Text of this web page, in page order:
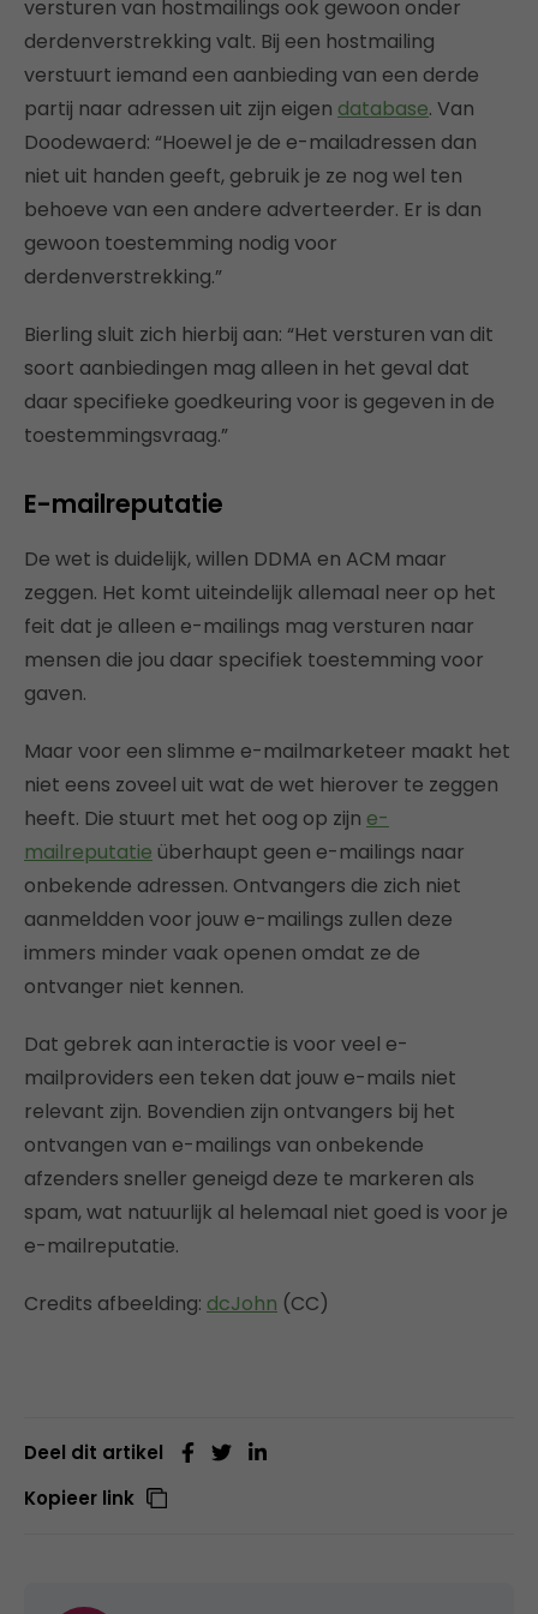
versturen van hostmailings ook gewoon onder
derdenverstrekking valt. Bij een hostmailing
verstuurt iemand een aanbieding van een derde
partij naar adressen uit zijn eigen database. Van
Doodewaerd: “Hoewel je de e-mailadressen dan
niet uit handen geeft, gebruik je ze nog wel ten
behoeve van een andere adverteerder. Er is dan
gewoon toestemming nodig voor
derdenverstrekking.”
Bierling sluit zich hierbij aan: “Het versturen van dit
soort aanbiedingen mag alleen in het geval dat
daar specifieke goedkeuring voor is gegeven in de
toestemmingsvraag.”
E-mailreputatie
De wet is duidelijk, willen DDMA en ACM maar
zeggen. Het komt uiteindelijk allemaal neer op het
feit dat je alleen e-mailings mag versturen naar
mensen die jou daar specifiek toestemming voor
gaven.
Maar voor een slimme e-mailmarketeer maakt het
niet eens zoveel uit wat de wet hierover te zeggen
heeft. Die stuurt met het oog op zijn e-
mailreputatie überhaupt geen e-mailings naar
onbekende adressen. Ontvangers die zich niet
aanmeldden voor jouw e-mailings zullen deze
immers minder vaak openen omdat ze de
ontvanger niet kennen.
Dat gebrek aan interactie is voor veel e-
mailproviders een teken dat jouw e-mails niet
relevant zijn. Bovendien zijn ontvangers bij het
ontvangen van e-mailings van onbekende
afzenders sneller geneigd deze te markeren als
spam, wat natuurlijk al helemaal niet goed is voor je
e-mailreputatie.
Credits afbeelding: dcJohn (CC)
Deel dit artikel
Kopieer link